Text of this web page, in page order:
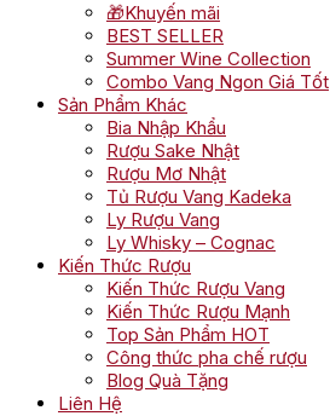
🎁Khuyến mãi
BEST SELLER
Summer Wine Collection
Combo Vang Ngon Giá Tốt
Sản Phẩm Khác
Bia Nhập Khẩu
Rượu Sake Nhật
Rượu Mơ Nhật
Tủ Rượu Vang Kadeka
Ly Rượu Vang
Ly Whisky – Cognac
Kiến Thức Rượu
Kiến Thức Rượu Vang
Kiến Thức Rượu Mạnh
Top Sản Phẩm HOT
Công thức pha chế rượu
Blog Quà Tặng
Liên Hệ